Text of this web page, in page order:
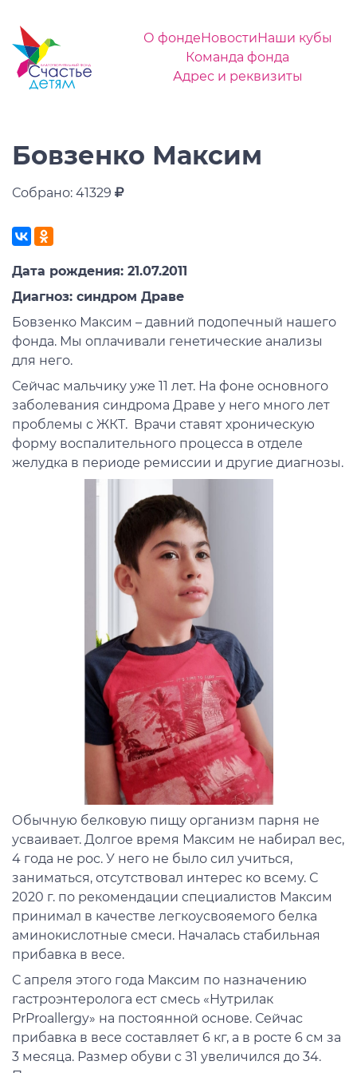
О фондеНовостиНаши кубы
Команда фонда
Адрес и реквизиты
Бовзенко Максим
Собрано: 41329
Дата рождения: 21.07.2011
Диагноз: синдром Драве
Бовзенко Максим – давний подопечный нашего
фонда. Мы оплачивали генетические анализы
для него.
Сейчас мальчику уже 11 лет. На фоне основного
заболевания синдрома Драве у него много лет
проблемы с ЖКТ. Врачи ставят хроническую
форму воспалительного процесса в отделе
желудка в периоде ремиссии и другие диагнозы.
Обычную белковую пищу организм парня не
усваивает. Долгое время Максим не набирал вес,
4 года не рос. У него не было сил учиться,
заниматься, отсутствовал интерес ко всему. С
2020 г. по рекомендации специалистов Максим
принимал в качестве легкоусвояемого белка
аминокислотные смеси. Началась стабильная
прибавка в весе.
С апреля этого года Максим по назначению
гастроэнтеролога ест смесь «Нутрилак
PrProallergy» на постоянной основе. Сейчас
прибавка в весе составляет 6 кг, а в росте 6 см за
3 месяца. Размер обуви с З1 увеличился до 34.